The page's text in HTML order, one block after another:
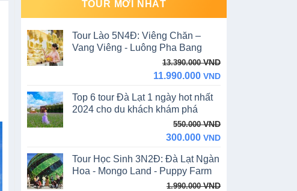
TOUR MỚI NHẤT
Tour Lào 5N4Đ: Viêng Chăn –
Vang Viêng - Luông Pha Bang
13.390.000VND
13.390.000 VND.
11.990.000 VND
11.990.000 VND.
Top 6 tour Đà Lạt 1 ngày hot nhất
2024 cho du khách khám phá
550.000VND
550.000 VND.
300.000 VND
300.000 VND.
Tour Học Sinh 3N2Đ: Đà Lạt Ngàn
Hoa - Mongo Land - Puppy Farm
1.990.000VND